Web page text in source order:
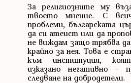
За религиозните му
твоето мнение. С
проблеми, българската
да си атеист или да
не виждам защо трябва
крайно за нея. Това е
към институция,
изказано негативно -
следване на добродетели.